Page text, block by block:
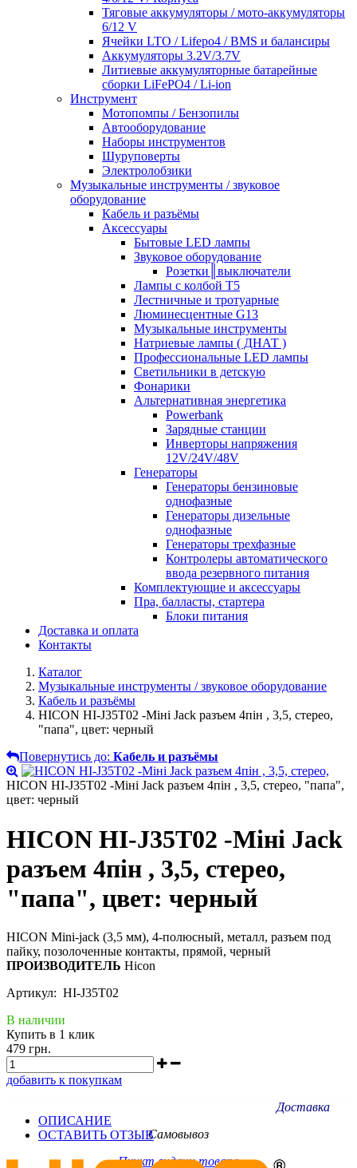
Тяговые аккумуляторы / мото-аккумуляторы
6/12 V
Ячейки LTO / Lifepo4 / BMS и балансиры
Аккумуляторы 3.2V/3.7V
Литиевые аккумуляторные батарейные
сборки LiFePO4 / Li-ion
Инструмент
Мотопомпы / Бензопилы
Автооборудование
Наборы инструментов
Шуруповерты
Электролобзики
Музыкальные инструменты / звуковое
оборудование
Кабель и разъёмы
Аксессуары
Бытовые LED лампы
Звуковое оборудование
Розетки║выключатели
Лампы с колбой Т5
Лестничные и тротуарные
Люминесцентные G13
Музыкальные инструменты
Натриевые лампы ( ДНАТ )
Профессиональные LED лампы
Светильники в детскую
Фонарики
Альтернативная энергетика
Powerbank
Зарядные станции
Инверторы напряжения
12V/24V/48V
Генераторы
Генераторы бензиновые
однофазные
Генераторы дизельные
однофазные
Генераторы трехфазные
Контролеры автоматического
ввода резервного питания
Комплектующие и аксессуары
Пра, балласты, стартера
Блоки питания
Доставка и оплата
Контакты
Каталог
Музыкальные инструменты / звуковое оборудование
Кабель и разъёмы
HICON HI-J35T02 -Міні Jack разъем 4пін , 3,5, стерео,
"папа", цвет: черный
Повернутись до: Кабель и разъёмы
HICON HI-J35T02 -Міні Jack разъем 4пін , 3,5, стерео, "папа",
цвет: черный
HICON HI-J35T02 -Міні Jack
разъем 4пін , 3,5, стерео,
"папа", цвет: черный
HICON Mini-jack (3,5 мм), 4-полюсный, металл, разъем под
пайку, позолоченные контакты, прямой, черный
ПРОИЗВОДИТЕЛЬ Hicon
Артикул: HI-J35T02
В наличии
Купить в 1 клик
479 грн.
добавить к покупкам
Доставка
Самовывоз
Пункт видачи товара
ОПИСАНИЕ
ОСТАВИТЬ ОТЗЫВ